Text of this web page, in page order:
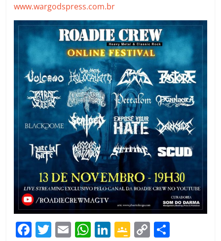
www.wargodspress.com.br
F T E W Li G C